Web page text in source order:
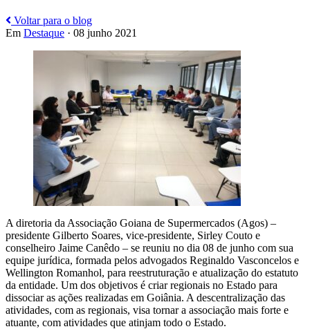
Voltar para o blog
Em Destaque · 08 junho 2021
A diretoria da Associação Goiana de Supermercados (Agos) –
presidente Gilberto Soares, vice-presidente, Sirley Couto e
conselheiro Jaime Canêdo – se reuniu no dia 08 de junho com sua
equipe jurídica, formada pelos advogados Reginaldo Vasconcelos e
Wellington Romanhol, para reestruturação e atualização do estatuto
da entidade. Um dos objetivos é criar regionais no Estado para
dissociar as ações realizadas em Goiânia. A descentralização das
atividades, com as regionais, visa tornar a associação mais forte e
atuante, com atividades que atinjam todo o Estado.